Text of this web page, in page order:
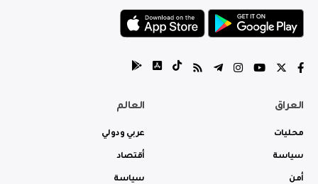
العراق
محليات
سياسة
أمن
العالم
عربي ودولي
أقتصاد
سياسة